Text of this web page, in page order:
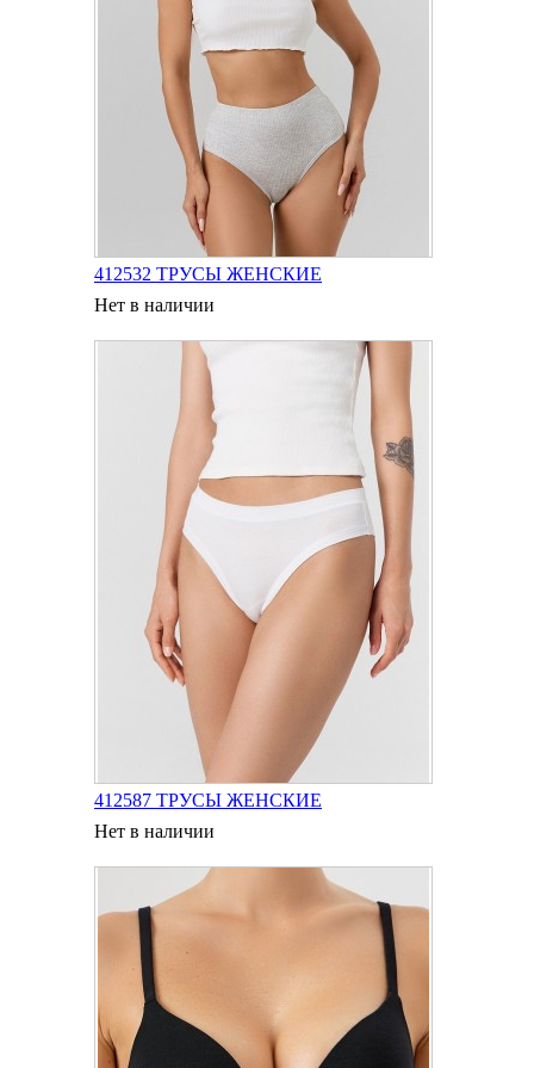
412532 ТРУСЫ ЖЕНСКИЕ
Нет в наличии
412587 ТРУСЫ ЖЕНСКИЕ
Нет в наличии